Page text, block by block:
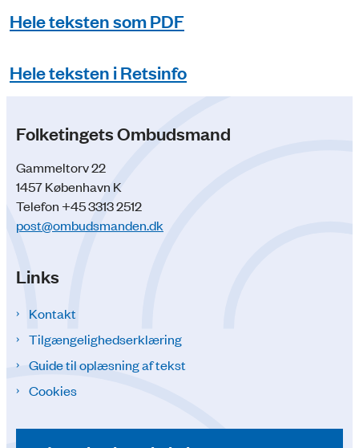
Hele teksten som PDF
Hele teksten i Retsinfo
Folketingets Ombudsmand
Gammeltorv 22
1457 København K
Telefon +45 3313 2512
post@ombudsmanden.dk
Links
Kontakt
Tilgængelighedserklæring
Guide til oplæsning af tekst
Cookies